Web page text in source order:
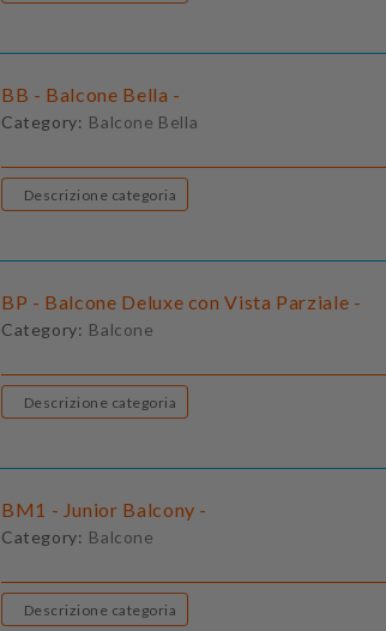
BB - Balcone Bella -
Category: Balcone Bella
Descrizione categoria
BP - Balcone Deluxe con Vista Parziale -
Category: Balcone
Descrizione categoria
BM1 - Junior Balcony -
Category: Balcone
Descrizione categoria